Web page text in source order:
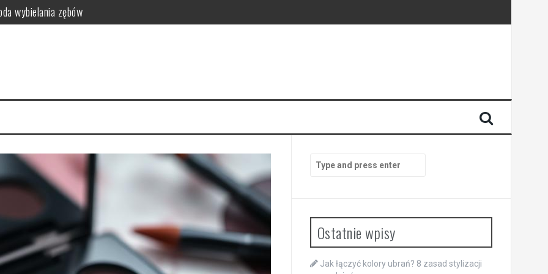
wybielania zębów
styl?
na co dzień
for:
Ostatnie wpisy
Jak łączyć kolory ubrań? 8 zasad stylizacji